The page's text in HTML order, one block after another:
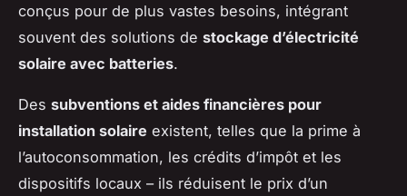
conçus pour de plus vastes besoins, intégrant
souvent des solutions de stockage d’électricité
solaire avec batteries.
Des subventions et aides financières pour
installation solaire existent, telles que la prime à
l’autoconsommation, les crédits d’impôt et les
dispositifs locaux – ils réduisent le prix d’un